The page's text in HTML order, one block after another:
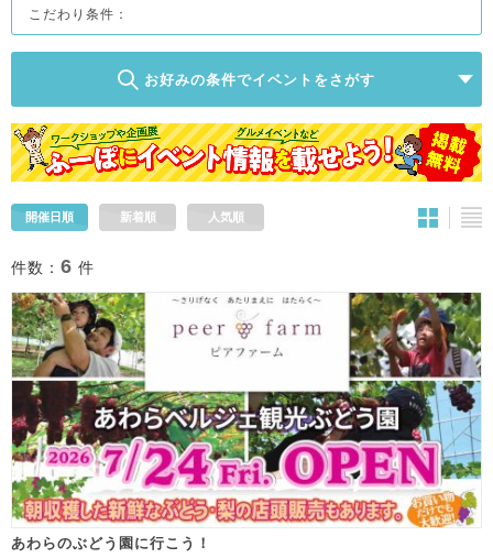
こだわり条件：
お好みの条件でイベントをさがす
開催日順 新着順 人気順
件数： 6 件
あわらのぶどう園に行こう！